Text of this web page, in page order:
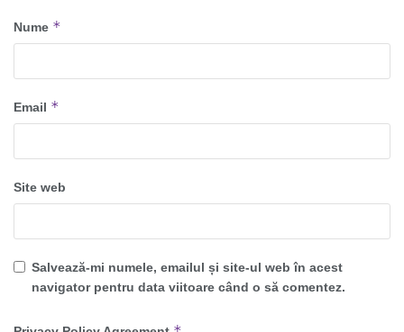
Nume *
Email *
Site web
Salvează-mi numele, emailul și site-ul web în acest
navigator pentru data viitoare când o să comentez.